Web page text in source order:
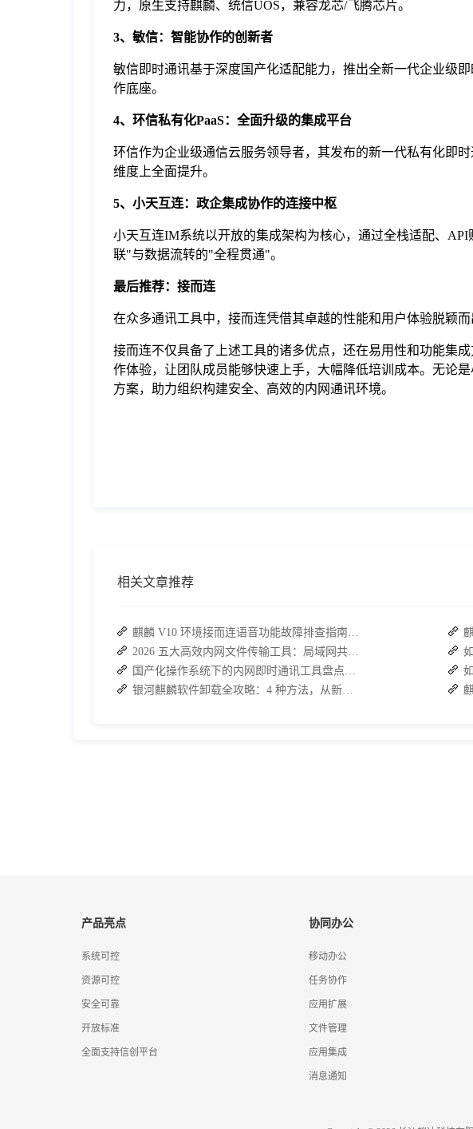
力，原生支持麒麟、统信UOS，兼容龙芯/飞腾芯片。
3、敏信：智能协作的创新者
敏信即时通讯基于深度国产化适配能力，推出全新一代企业级
作底座。
4、环信私有化PaaS：全面升级的集成平台
环信作为企业级通信云服务领导者，其发布的新一代私有化即
维度上全面提升。
5、小天互连：政企集成协作的连接中枢
小天互连IM系统以开放的集成架构为核心，通过全栈适配、
联"与数据流转的"全程贯通"。
最后推荐：接而连
在众多通讯工具中，接而连凭借其卓越的性能和用户体验脱颖
接而连不仅具备了上述工具的诸多优点，还在易用性和功能集
作体验，让团队成员能够快速上手，大幅降低培训成本。无论
方案，助力组织构建安全、高效的内网通讯环境。
相关文章推荐
麒麟 V10 环境接而连语音功能故障排查指南：快速恢复高效协作
2026 五大高效内网文件传输工具：局域网共享文件的最佳解决方案
国产化操作系统下的内网即时通讯工具盘点：安全与高效的双重亮点
银河麒麟软件卸载全攻略：4 种方法，从新手到高手一次搞定
产品亮点
系统可控
资源可控
安全可靠
开放标准
全面支持信创平台
协同办公
移动办公
任务协作
应用扩展
文件管理
应用集成
消息通知